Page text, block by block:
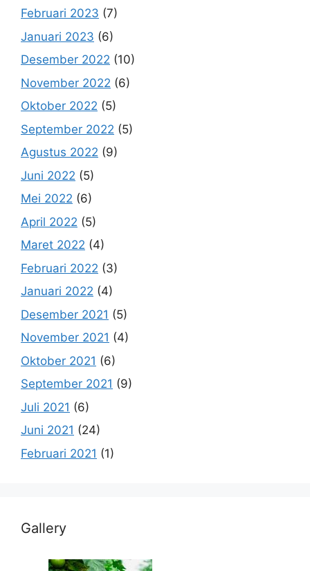
Februari 2023 (7)
Januari 2023 (6)
Desember 2022 (10)
November 2022 (6)
Oktober 2022 (5)
September 2022 (5)
Agustus 2022 (9)
Juni 2022 (5)
Mei 2022 (6)
April 2022 (5)
Maret 2022 (4)
Februari 2022 (3)
Januari 2022 (4)
Desember 2021 (5)
November 2021 (4)
Oktober 2021 (6)
September 2021 (9)
Juli 2021 (6)
Juni 2021 (24)
Februari 2021 (1)
Gallery